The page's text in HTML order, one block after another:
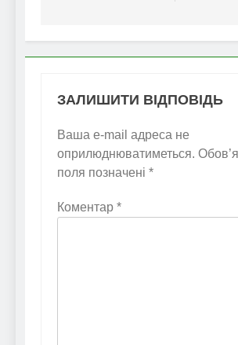
ЗАЛИШИТИ ВІДПОВІДЬ
Ваша e-mail адреса не
оприлюднюватиметься.
поля позначені *
Коментар *